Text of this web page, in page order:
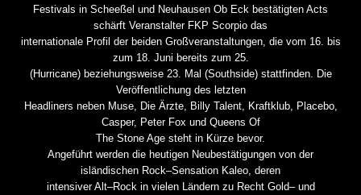
Festivals in Scheeßel und Neuhausen Ob Eck bestätigten Acts
schärft Veranstalter FKP Scorpio das
internationale Profil der beiden Großveranstaltungen, die vom 16. bis
zum 18. Juni bereits zum 25.
(Hurricane) beziehungsweise 23. Mal (Southside) stattfinden. Die
Veröffentlichung des letzten
Headliners neben Muse, Die Ärzte, Billy Talent, Kraftklub, Placebo,
Casper, Peter Fox und Queens Of
The Stone Age steht in Kürze bevor.
Angeführt werden die heutigen Neubestätigungen von der
isländischen Rock–Sensation Kaleo , deren
intensiver Alt–Rock in vielen Ländern zu Recht Gold– und